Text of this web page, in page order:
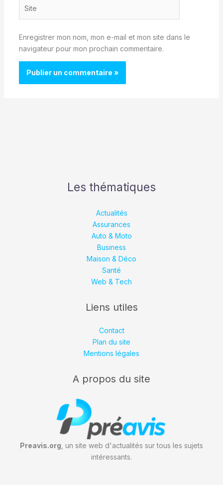
Enregistrer mon nom, mon e-mail et mon site dans le
navigateur pour mon prochain commentaire.
Les thématiques
Actualités
Assurances
Auto & Moto
Business
Maison & Déco
Santé
Web & Tech
Liens utiles
Contact
Plan du site
Mentions légales
A propos du site
Preavis.org , un site web d'actualités sur tous les sujets
intéressants.